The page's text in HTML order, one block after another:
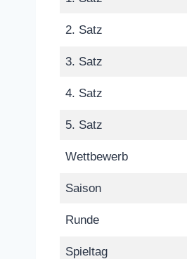
2. Satz
3. Satz
4. Satz
5. Satz
Wettbewerb
Saison
Runde
Spieltag